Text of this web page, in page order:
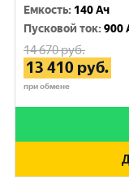
Емкость: 140 Ач
Пусковой ток:900
14 670руб.
13 410 руб.
при обмене